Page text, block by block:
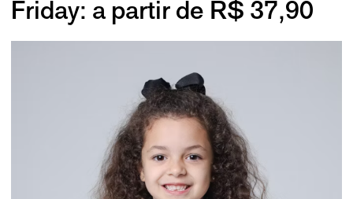
Friday: a partir de R$ 37,90